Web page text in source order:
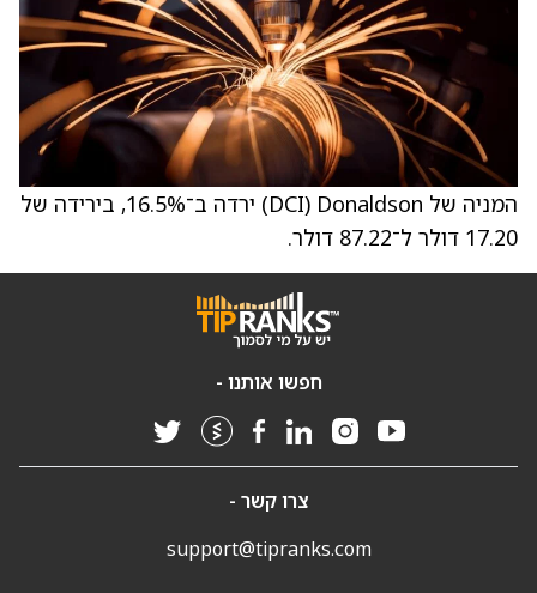
המניה של Donaldson ‏(DCI) ירדה ב־16.5%, בירידה של
17.20 דולר ל־87.22 דולר.
חפשו אותנו -
צרו קשר -
support@tipranks.com